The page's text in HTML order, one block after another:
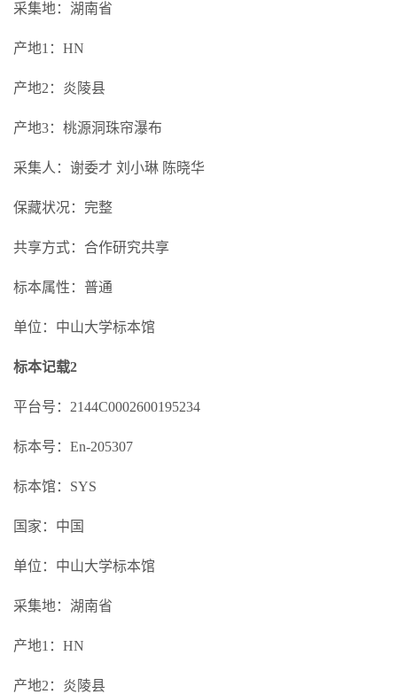
采集地：湖南省
产地1：HN
产地2：炎陵县
产地3：桃源洞珠帘瀑布
采集人：谢委才 刘小琳 陈晓华
保藏状况：完整
共享方式：合作研究共享
标本属性：普通
单位：中山大学标本馆
标本记载2
平台号：2144C0002600195234
标本号：En-205307
标本馆：SYS
国家：中国
单位：中山大学标本馆
采集地：湖南省
产地1：HN
产地2：炎陵县